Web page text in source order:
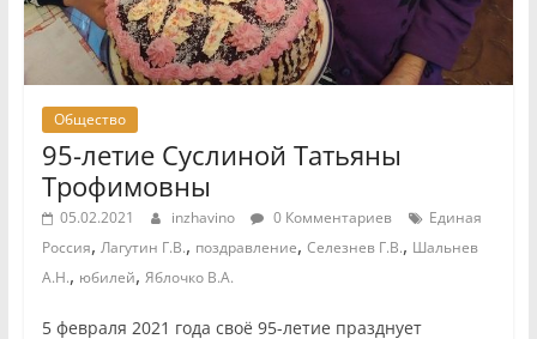
Общество
95-летие Суслиной Татьяны
Трофимовны
05.02.2021 inzhavino 0 Комментариев
Единая
Россия, Лагутин Г.В., поздравление, Селезнев Г.В., Шальнев
А.Н., юбилей, Яблочко В.А.
5 февраля 2021 года своё 95-летие празднует